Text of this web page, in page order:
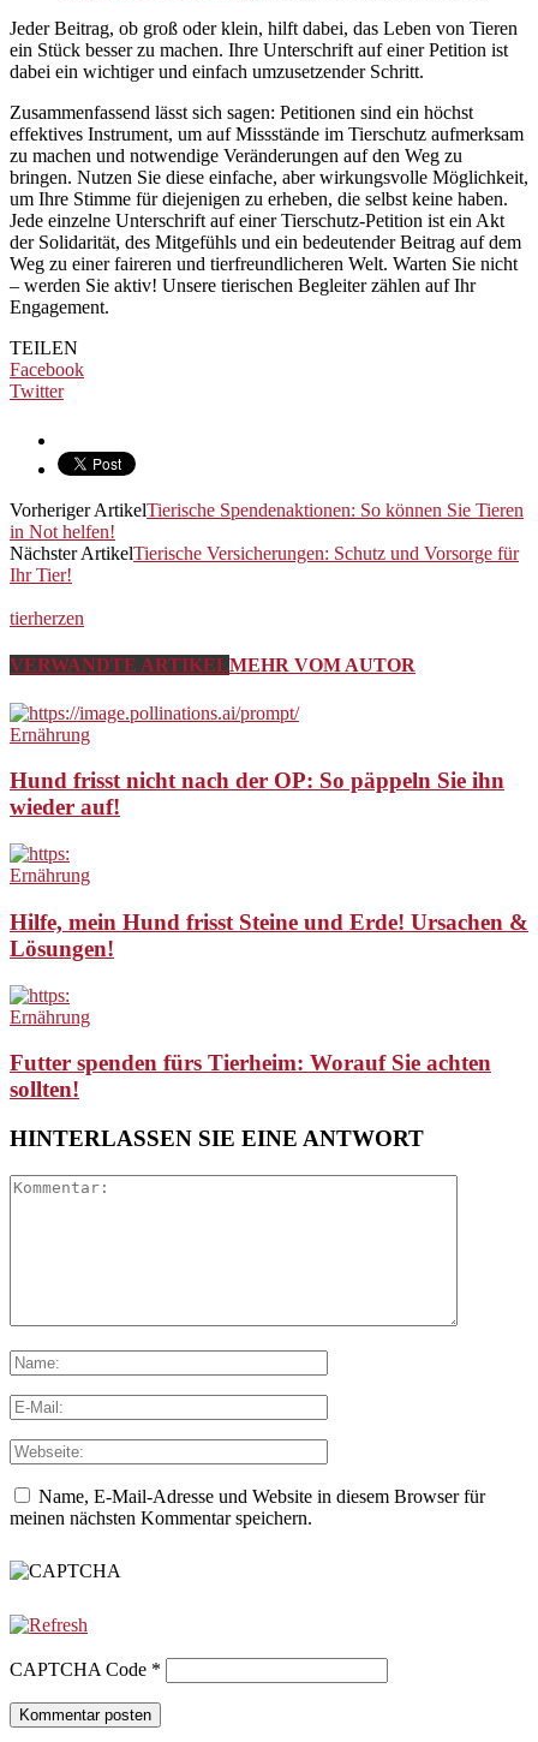
Jeder Beitrag, ob groß oder klein, hilft dabei, das Leben von Tieren
ein Stück besser zu machen. Ihre Unterschrift auf einer Petition ist
dabei ein wichtiger und einfach umzusetzender Schritt.
Zusammenfassend lässt sich sagen: Petitionen sind ein höchst
effektives Instrument, um auf Missstände im Tierschutz aufmerksam
zu machen und notwendige Veränderungen auf den Weg zu
bringen. Nutzen Sie diese einfache, aber wirkungsvolle Möglichkeit,
um Ihre Stimme für diejenigen zu erheben, die selbst keine haben.
Jede einzelne Unterschrift auf einer Tierschutz-Petition ist ein Akt
der Solidarität, des Mitgefühls und ein bedeutender Beitrag auf dem
Weg zu einer faireren und tierfreundlicheren Welt. Warten Sie nicht
– werden Sie aktiv! Unsere tierischen Begleiter zählen auf Ihr
Engagement.
TEILEN
Facebook
Twitter
Vorheriger ArtikelTierische Spendenaktionen: So können Sie Tieren
in Not helfen!
Nächster ArtikelTierische Versicherungen: Schutz und Vorsorge für
Ihr Tier!
tierherzen
VERWANDTE ARTIKELMEHR VOM AUTOR
Ernährung
Hund frisst nicht nach der OP: So päppeln Sie ihn
wieder auf!
Ernährung
Hilfe, mein Hund frisst Steine und Erde! Ursachen &
Lösungen!
Ernährung
Futter spenden fürs Tierheim: Worauf Sie achten
sollten!
HINTERLASSEN SIE EINE ANTWORT
Name, E-Mail-Adresse und Website in diesem Browser für
meinen nächsten Kommentar speichern.
CAPTCHA Code *